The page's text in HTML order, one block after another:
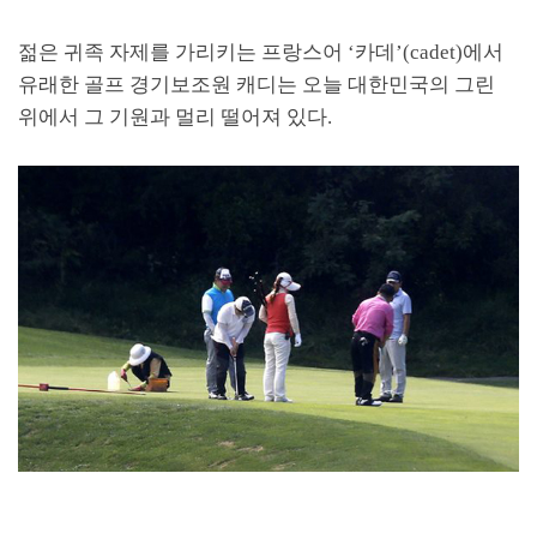
젊은 귀족 자제를 가리키는 프랑스어 ‘카데 ’(cadet)에서
유래한 골프 경기보조원 캐디는 오늘 대한민국의 그린
위에서 그 기원과 멀리 떨어져 있다.